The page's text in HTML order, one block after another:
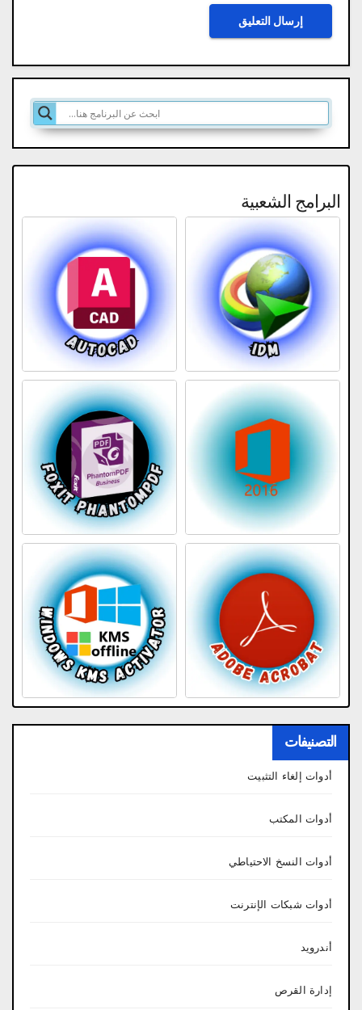
البرامج الشعبية
التصنيفات
أدوات إلغاء التثبيت
أدوات المكتب
أدوات النسخ الاحتياطي
أدوات شبكات الإنترنت
أندرويد
إدارة القرص